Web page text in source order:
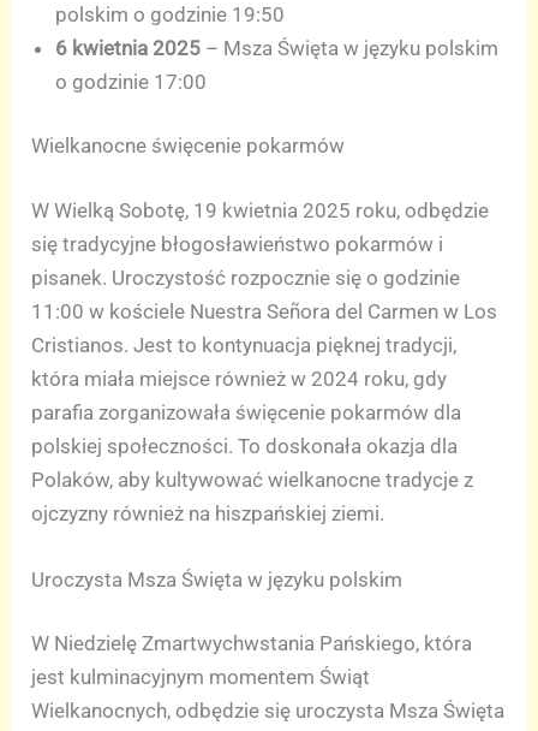
polskim o godzinie 19:50
6 kwietnia 2025 – Msza Święta w języku polskim
o godzinie 17:00
Wielkanocne święcenie pokarmów
W Wielką Sobotę, 19 kwietnia 2025 roku, odbędzie
się tradycyjne błogosławieństwo pokarmów i
pisanek. Uroczystość rozpocznie się o godzinie
11:00 w kościele Nuestra Señora del Carmen w Los
Cristianos. Jest to kontynuacja pięknej tradycji,
która miała miejsce również w 2024 roku, gdy
parafia zorganizowała święcenie pokarmów dla
polskiej społeczności. To doskonała okazja dla
Polaków, aby kultywować wielkanocne tradycje z
ojczyzny również na hiszpańskiej ziemi.
Uroczysta Msza Święta w języku polskim
W Niedzielę Zmartwychwstania Pańskiego, która
jest kulminacyjnym momentem Świąt
Wielkanocnych, odbędzie się uroczysta Msza Święta